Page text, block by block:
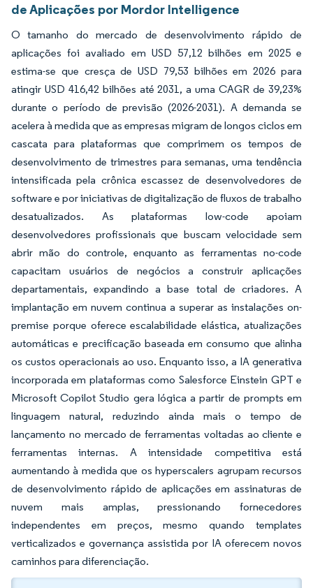
de Aplicações por Mordor Intelligence
O tamanho do mercado de desenvolvimento rápido de
aplicações foi avaliado em USD 57,12 bilhões em 2025 e
estima-se que cresça de USD 79,53 bilhões em 2026 para
atingir USD 416,42 bilhões até 2031, a uma CAGR de 39,23%
durante o período de previsão (2026-2031). A demanda se
acelera à medida que as empresas migram de longos ciclos em
cascata para plataformas que comprimem os tempos de
desenvolvimento de trimestres para semanas, uma tendência
intensificada pela crônica escassez de desenvolvedores de
software e por iniciativas de digitalização de fluxos de trabalho
desatualizados. As plataformas low-code apoiam
desenvolvedores profissionais que buscam velocidade sem
abrir mão do controle, enquanto as ferramentas no-code
capacitam usuários de negócios a construir aplicações
departamentais, expandindo a base total de criadores. A
implantação em nuvem continua a superar as instalações on-
premise porque oferece escalabilidade elástica, atualizações
automáticas e precificação baseada em consumo que alinha
os custos operacionais ao uso. Enquanto isso, a IA generativa
incorporada em plataformas como Salesforce Einstein GPT e
Microsoft Copilot Studio gera lógica a partir de prompts em
linguagem natural, reduzindo ainda mais o tempo de
lançamento no mercado de ferramentas voltadas ao cliente e
ferramentas internas. A intensidade competitiva está
aumentando à medida que os hyperscalers agrupam recursos
de desenvolvimento rápido de aplicações em assinaturas de
nuvem mais amplas, pressionando fornecedores
independentes em preços, mesmo quando templates
verticalizados e governança assistida por IA oferecem novos
caminhos para diferenciação.